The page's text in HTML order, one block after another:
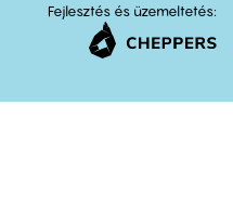
Fejlesztés és üzemeltetés: